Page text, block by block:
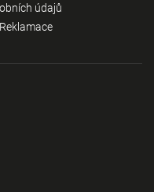
údajů